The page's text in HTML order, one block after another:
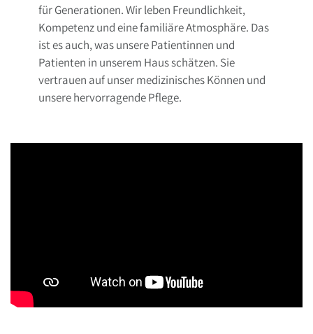
für Generationen. Wir leben Freundlichkeit,
Kompetenz und eine familiäre Atmosphäre. Das
ist es auch, was unsere Patientinnen und
Patienten in unserem Haus schätzen. Sie
vertrauen auf unser medizinisches Können und
unsere hervorragende Pflege.